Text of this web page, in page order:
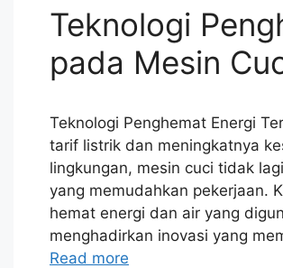
Teknologi
pada Mesin
Teknologi Penghemat Energi
tarif listrik dan meningkatnya
lingkungan, mesin cuci tidak
yang memudahkan pekerjaan.
hemat energi dan air yang
menghadirkan inovasi yang
Read more